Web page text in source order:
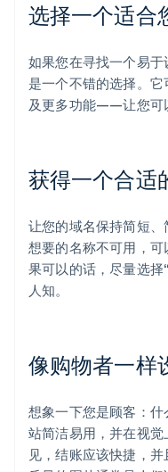
选择一个适合
如果您在寻找一个易
是一个不错的选择。
及更多功能——让您可
获得一个合适
让您的域名保持简短
想要的名称不可用，
果可以的话，尽量选择
人知。
像购物者一样
想象一下您是顾客：
站简洁易用，并在视
见，结账应该快捷，